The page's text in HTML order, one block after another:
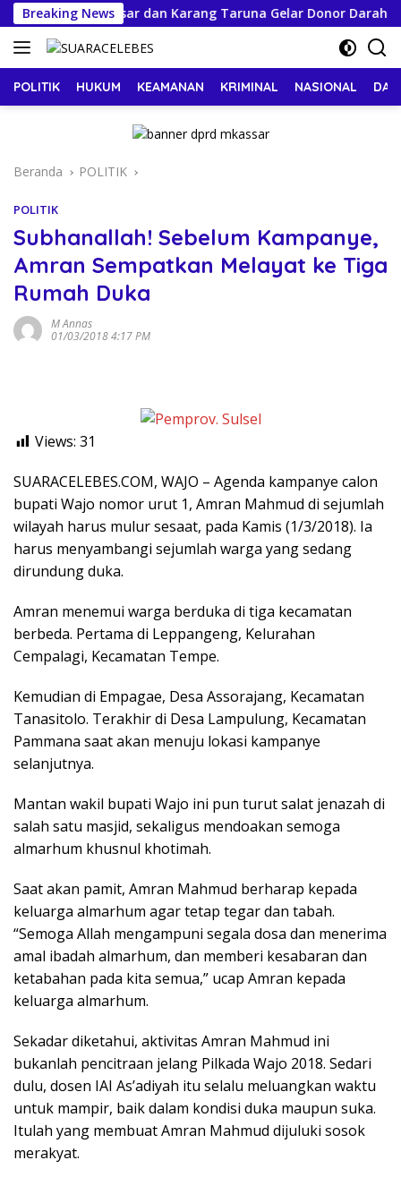
Langsung
ke
konten
Breaking News
Minum Makassar dan Karang Taruna Gelar Donor Darah
POLITIK HUKUM KEAMANAN KRIMINAL NASIONAL
Beranda POLITIK
POLITIK
Subhanallah! Sebelum Kampanye,
Amran Sempatkan Melayat ke Tiga
Rumah Duka
M Annas
01/03/2018 4:17 PM
Views: 31
SUARACELEBES.COM, WAJO – Agenda kampanye calon
bupati Wajo nomor urut 1, Amran Mahmud di sejumlah
wilayah harus mulur sesaat, pada Kamis (1/3/2018). Ia
harus menyambangi sejumlah warga yang sedang
dirundung duka.
Amran menemui warga berduka di tiga kecamatan
berbeda. Pertama di Leppangeng, Kelurahan
Cempalagi, Kecamatan Tempe.
Kemudian di Empagae, Desa Assorajang, Kecamatan
Tanasitolo. Terakhir di Desa Lampulung, Kecamatan
Pammana saat akan menuju lokasi kampanye
selanjutnya.
Mantan wakil bupati Wajo ini pun turut salat jenazah di
salah satu masjid, sekaligus mendoakan semoga
almarhum khusnul khotimah.
Saat akan pamit, Amran Mahmud berharap kepada
keluarga almarhum agar tetap tegar dan tabah.
“Semoga Allah mengampuni segala dosa dan menerima
amal ibadah almarhum, dan memberi kesabaran dan
ketabahan pada kita semua,” ucap Amran kepada
keluarga almarhum.
Sekadar diketahui, aktivitas Amran Mahmud ini
bukanlah pencitraan jelang Pilkada Wajo 2018. Sedari
dulu, dosen IAI As’adiyah itu selalu meluangkan waktu
untuk mampir, baik dalam kondisi duka maupun suka.
Itulah yang membuat Amran Mahmud dijuluki sosok
merakyat.